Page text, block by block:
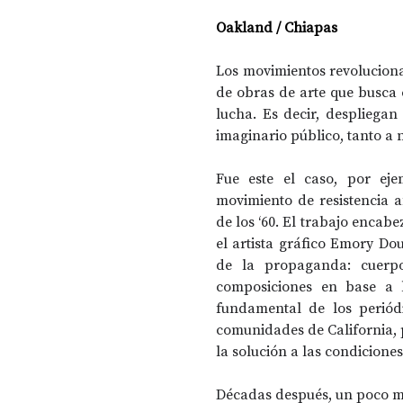
Oakland / Chiapas
Los movimientos
de obras de arte que
lucha. Es decir,
imaginario público, tanto a
Fue este el caso, por
movimiento de resistencia
de los ‘60. El trabajo
el artista gráfico Emory
de la propaganda:
composiciones en base
fundamental de los
comunidades de
la solución a las
Décadas después, un poco